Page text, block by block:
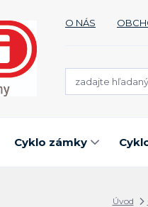
O NÁS
Cyklo zámky
Úvod